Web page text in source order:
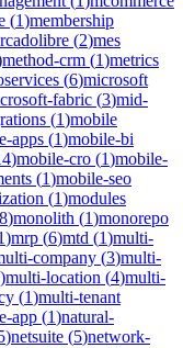
(1)membership
(2)mes
method-crm (1)metrics
(6)microsoft
fabric (3)mid-
(1)mobile
apps (1)mobile-bi
)mobile-cro (1)mobile-
(1)mobile-seo
(1)modules
8)monolith (1)monorepo
)mrp (6)mtd (1)multi-
company (3)multi-
)multi-location (4)multi-
(1)multi-tenant
app (1)natural-
)netsuite (5)network-